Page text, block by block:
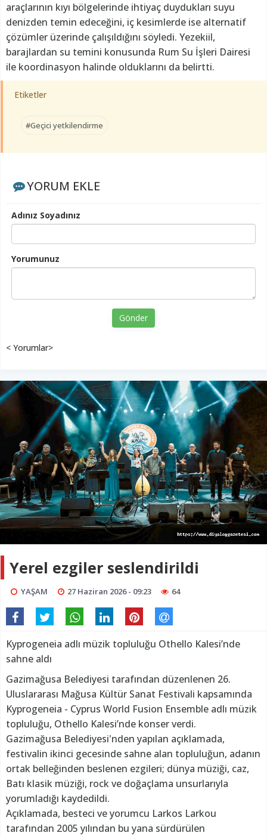
araçlarının kıyı bölgelerinde ihtiyaç duydukları suyu
denizden temin edeceğini, iç kesimlerde ise alternatif
çözümler üzerinde çalışıldığını söyledi. Yezekiil,
barajlardan su temini konusunda Rum Su İşleri Dairesi
ile koordinasyon halinde olduklarını da belirtti.
Etiketler
#Geçici yetkilendirme
YORUM EKLE
Adınız Soyadınız
Yorumunuz
Gönder
< Yorumlar>
Yerel ezgiler seslendirildi
YAŞAM 27 Haziran 2026 - 09:23 64
Kyprogeneia adlı müzik topluluğu Othello Kalesi’nde
sahne aldı
Gazimağusa Belediyesi tarafından düzenlenen 26.
Uluslararası Mağusa Kültür Sanat Festivali kapsamında
Kyprogeneia - Cyprus World Fusion Ensemble adlı müzik
topluluğu, Othello Kalesi’nde konser verdi.
Gazimağusa Belediyesi'nden yapılan açıklamada,
festivalin ikinci gecesinde sahne alan topluluğun, adanın
ortak belleğinden beslenen ezgileri; dünya müziği, caz,
Batı klasik müziği, rock ve doğaçlama unsurlarıyla
yorumladığı kaydedildi.
Açıklamada, besteci ve yorumcu Larkos Larkou
tarafından 2005 yılından bu yana sürdürülen